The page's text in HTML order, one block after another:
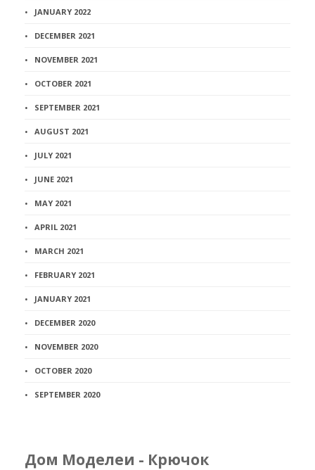
JANUARY 2022
DECEMBER 2021
NOVEMBER 2021
OCTOBER 2021
SEPTEMBER 2021
AUGUST 2021
JULY 2021
JUNE 2021
MAY 2021
APRIL 2021
MARCH 2021
FEBRUARY 2021
JANUARY 2021
DECEMBER 2020
NOVEMBER 2020
OCTOBER 2020
SEPTEMBER 2020
Дом Моделеи - Крючок